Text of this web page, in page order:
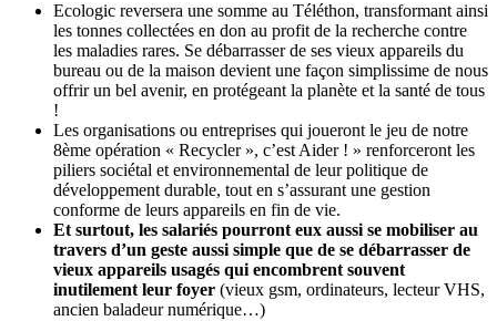
Ecologic reversera une somme au Téléthon, transformant ainsi
les tonnes collectées en don au profit de la recherche contre
les maladies rares. Se débarrasser de ses vieux appareils du
bureau ou de la maison devient une façon simplissime de nous
offrir un bel avenir, en protégeant la planète et la santé de tous
!
Les organisations ou entreprises qui joueront le jeu de notre
8ème opération « Recycler », c’est Aider ! » renforceront les
piliers sociétal et environnemental de leur politique de
développement durable, tout en s’assurant une gestion
conforme de leurs appareils en fin de vie.
Et surtout, les salariés pourront eux aussi se mobiliser au
travers d’un geste aussi simple que de se débarrasser de
vieux appareils usagés qui encombrent souvent
inutilement leur foyer (vieux gsm, ordinateurs, lecteur VHS,
ancien baladeur numérique…)